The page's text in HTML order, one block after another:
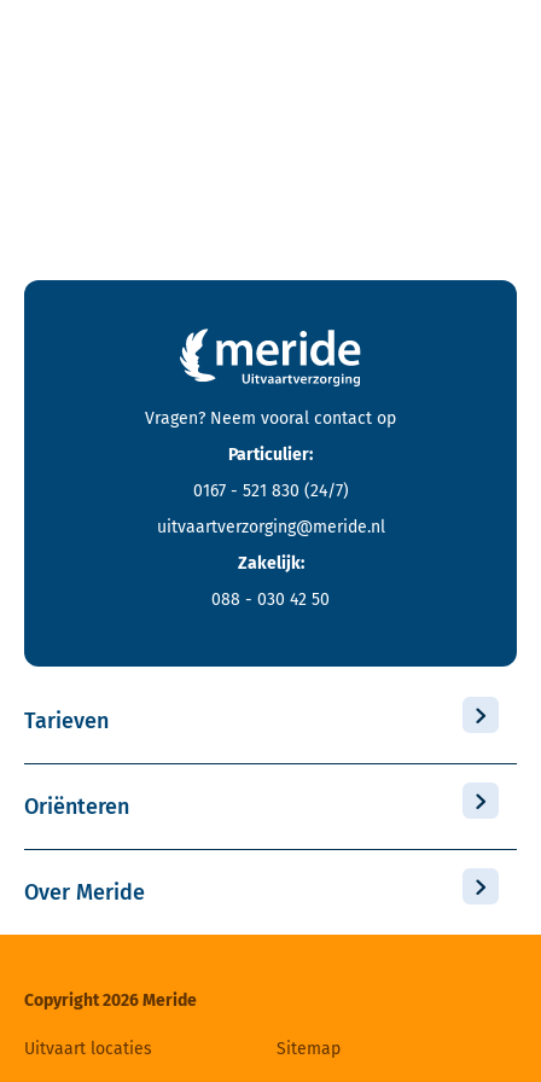
Contactgegevens en footer menu van Meride
Vragen? Neem vooral contact op
Particulier:
0167 - 521 830 (24/7)
uitvaartverzorging@meride.nl
Zakelijk:
088 - 030 42 50
Tarieven
Oriënteren
Over Meride
Copyright 2026 Meride
Uitvaart locaties Sitemap